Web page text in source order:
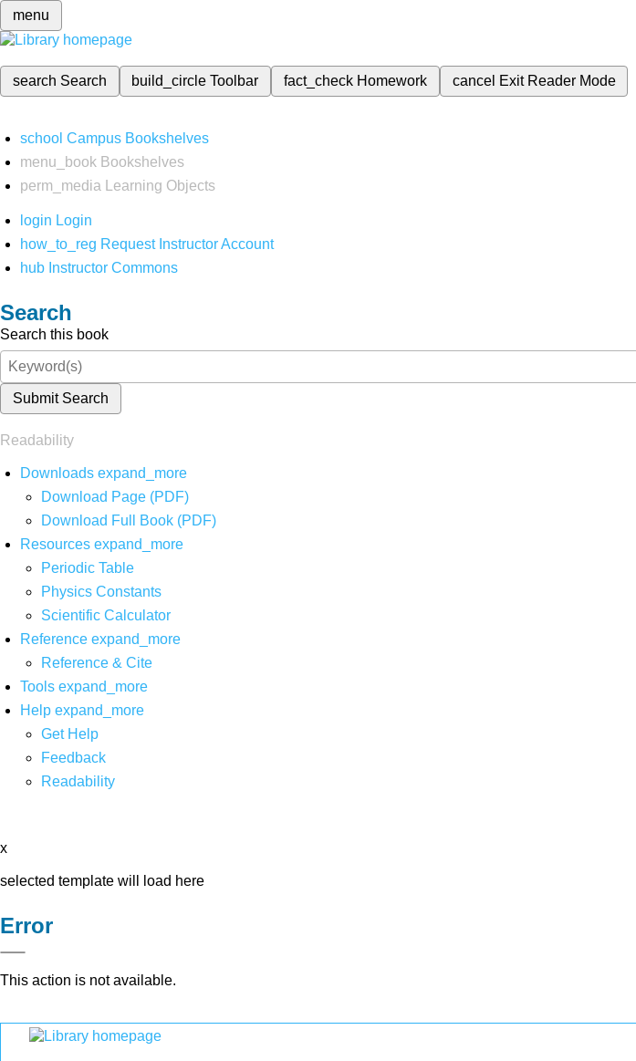
menu
search Search build_circleToolbar fact_check Homework cancel Exit Reader Mode
school Campus Bookshelves
menu_book Bookshelves
perm_media
Learning Objects
login Login
how_to_reg Request Instructor Account
hub Instructor Commons
Search
Search this book
Submit Search
Readability
Downloads expand_more
Download Page (PDF)
Download Full Book (PDF)
Resources expand_more
Periodic Table
Physics Constants
Scientific Calculator
Reference expand_more
Reference & Cite
Tools expand_more
Help expand_more
Get Help
Feedback
Readability
x
selected template will load here
Error
This action is not available.